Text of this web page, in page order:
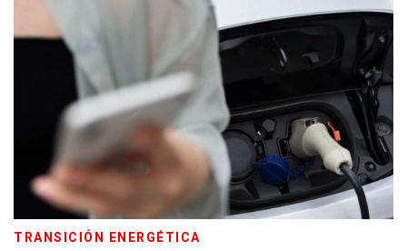
TRANSICIÓN ENERGÉTICA